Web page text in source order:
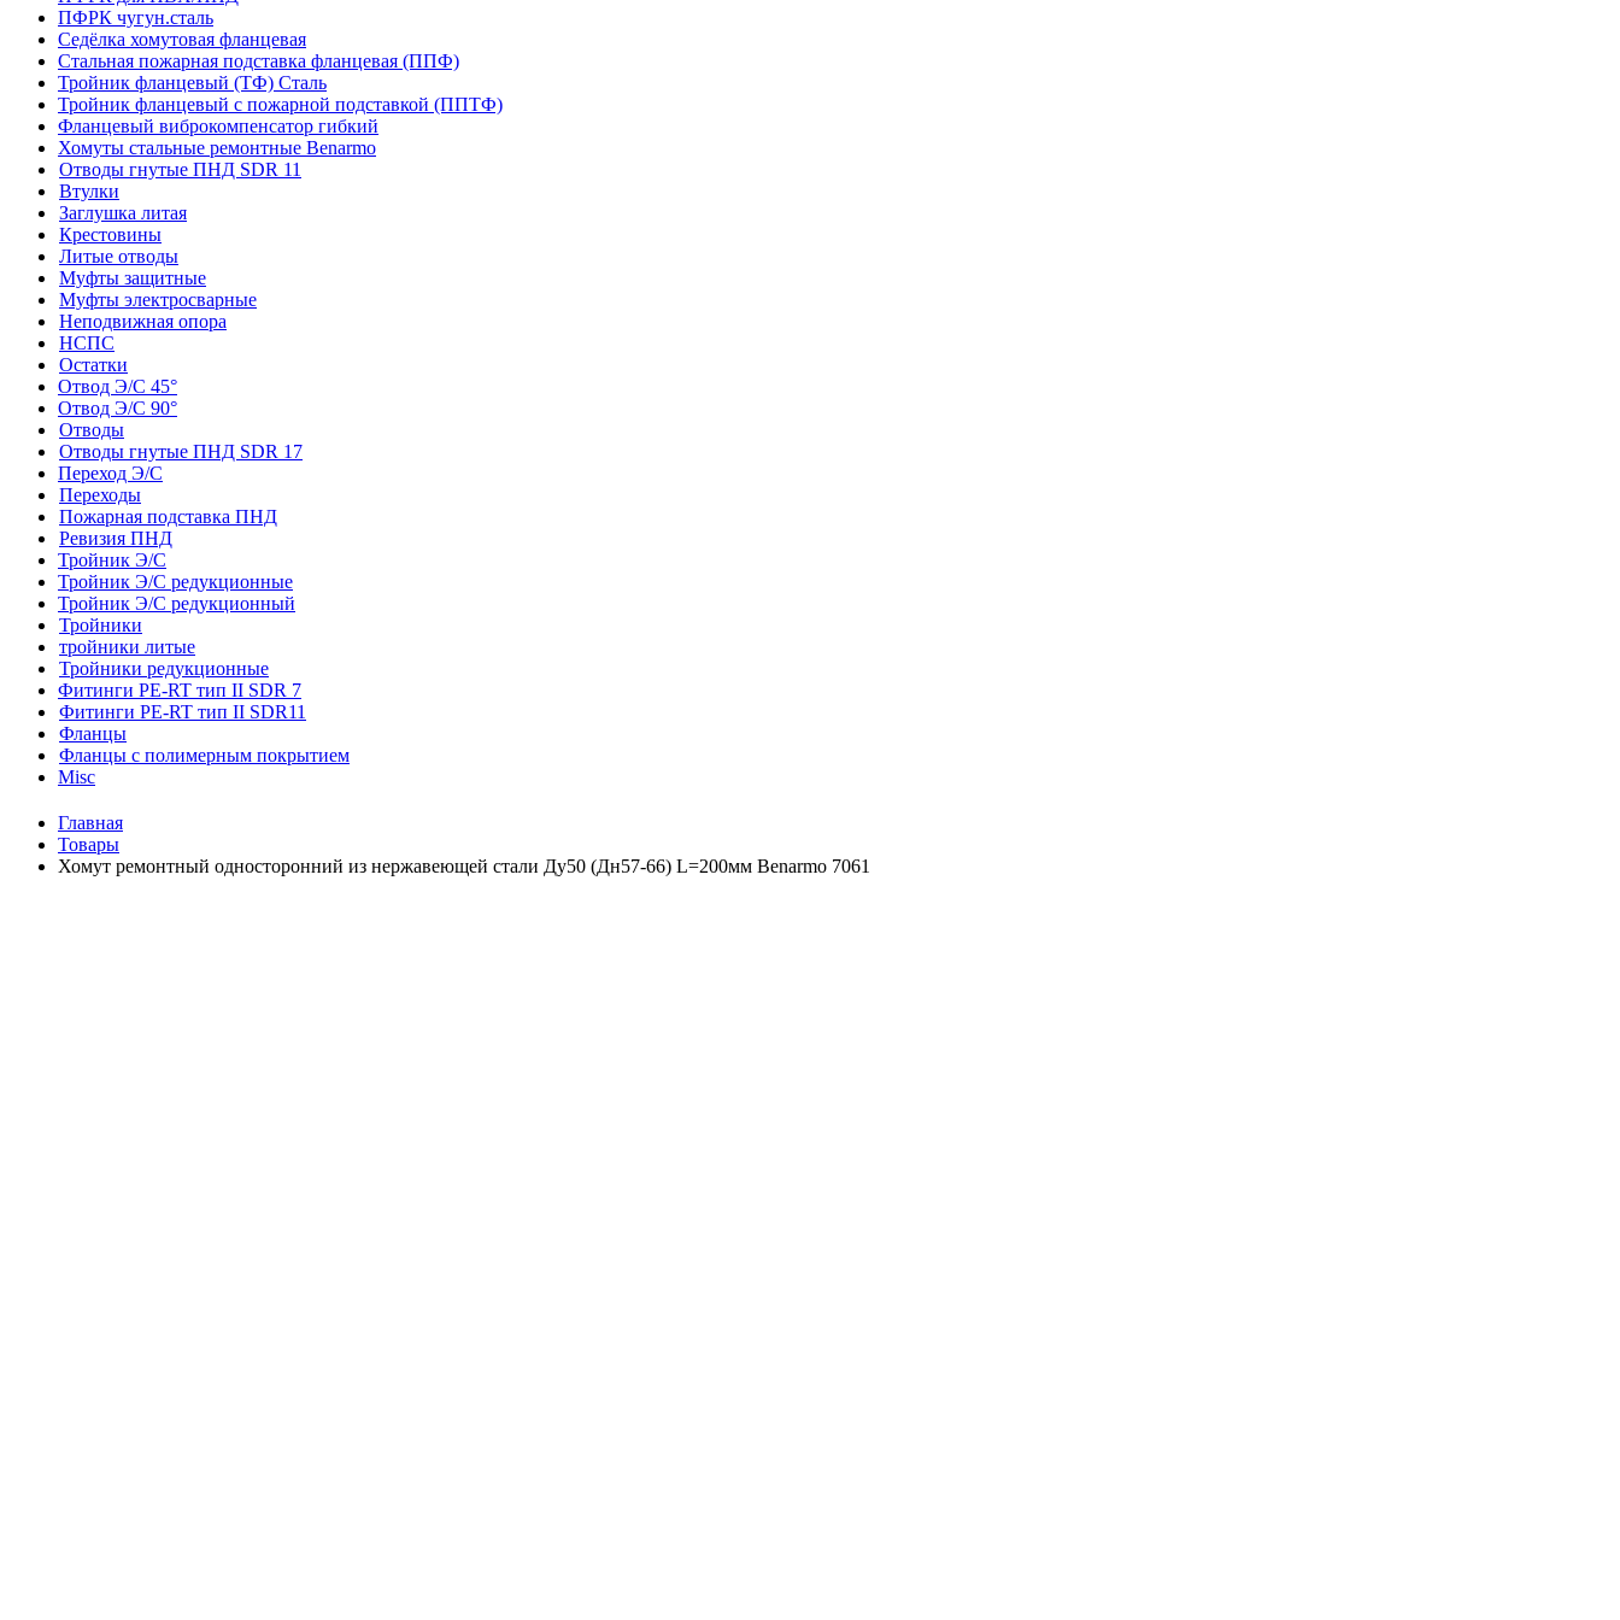
ПФРК чугун.сталь
Седёлка хомутовая фланцевая
Стальная пожарная подставка фланцевая (ППФ)
Тройник фланцевый (ТФ) Сталь
Тройник фланцевый с пожарной подставкой (ППТФ)
Фланцевый виброкомпенсатор гибкий
Хомуты стальные ремонтные Benarmo
Отводы гнутые ПНД SDR 11
Втулки
Заглушка литая
Крестовины
Литые отводы
Муфты защитные
Муфты электросварные
Неподвижная опора
НСПС
Остатки
Отвод Э/С 45°
Отвод Э/С 90°
Отводы
Отводы гнутые ПНД SDR 17
Переход Э/С
Переходы
Пожарная подставка ПНД
Ревизия ПНД
Тройник Э/С
Тройник Э/С редукционные
Тройник Э/С редукционный
Тройники
тройники литые
Тройники редукционные
Фитинги PE-RT тип II SDR 7
Фитинги PE-RT тип II SDR11
Фланцы
Фланцы с полимерным покрытием
Misc
Главная
Товары
Хомут ремонтный односторонний из нержавеющей стали Ду50 (Дн57-66) L=200мм Benarmo 7061